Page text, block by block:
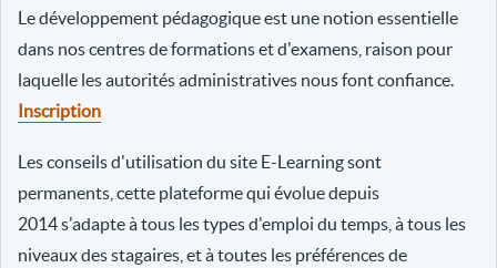
Le développement pédagogique est une notion essentielle
dans nos centres de formations et d'examens, raison pour
laquelle les autorités administratives nous font confiance.
Inscription
Les conseils d'utilisation du site E-Learning sont
permanents, cette plateforme qui évolue depuis
2014 s'adapte à tous les types d'emploi du temps, à tous les
niveaux des stagaires, et à toutes les préférences de